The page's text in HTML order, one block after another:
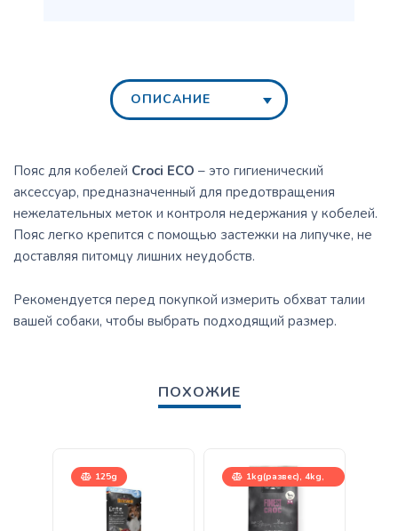
ОПИСАНИЕ
Пояс для кобелей Croci ECO – это гигиенический
аксессуар, предназначенный для предотвращения
нежелательных меток и контроля недержания у кобелей.
Пояс легко крепится с помощью застежки на липучке, не
доставляя питомцу лишних неудобств.
Рекомендуется перед покупкой измерить обхват талии
вашей собаки, чтобы выбрать подходящий размер.
ПОХОЖИЕ
125g
1kg(развес), 4kg,